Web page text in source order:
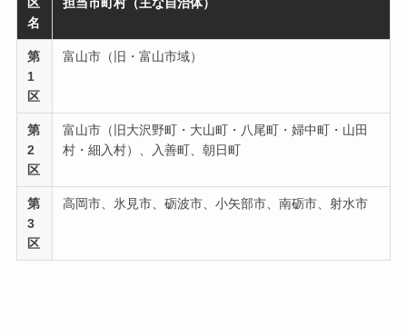
区
名
担当市町村（主な自治体）
第
1
区
富山市（旧・富山市域）
第
2
区
富山市（旧大沢野町・大山町・八尾町・婦中町・山田
村・細入村）、入善町、朝日町
第
3
区
高岡市、氷見市、砺波市、小矢部市、南砺市、射水市